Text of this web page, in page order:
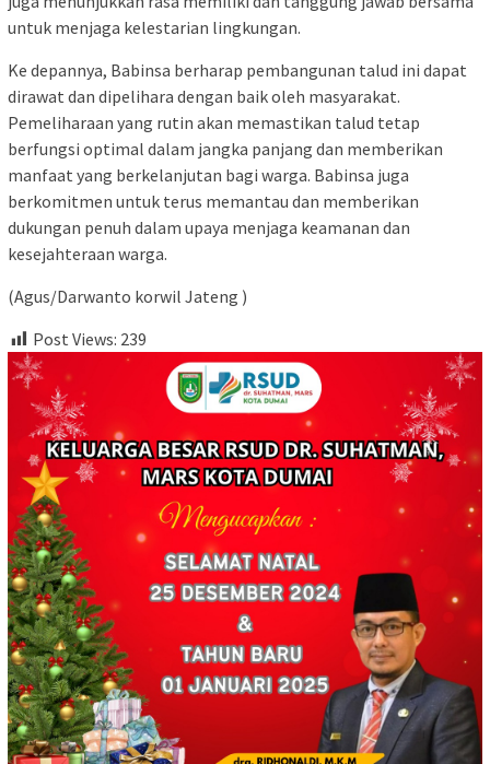
untuk menjaga kelestarian lingkungan.
Ke depannya, Babinsa berharap pembangunan talud ini dapat
dirawat dan dipelihara dengan baik oleh masyarakat.
Pemeliharaan yang rutin akan memastikan talud tetap
berfungsi optimal dalam jangka panjang dan memberikan
manfaat yang berkelanjutan bagi warga. Babinsa juga
berkomitmen untuk terus memantau dan memberikan
dukungan penuh dalam upaya menjaga keamanan dan
kesejahteraan warga.
(Agus/Darwanto korwil Jateng )
Post Views: 239